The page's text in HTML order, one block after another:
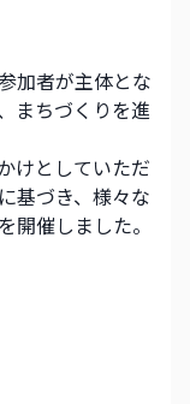
加者が主体とな
まちづくりを進
けとしていただ
基づき、様々な
開催しました。